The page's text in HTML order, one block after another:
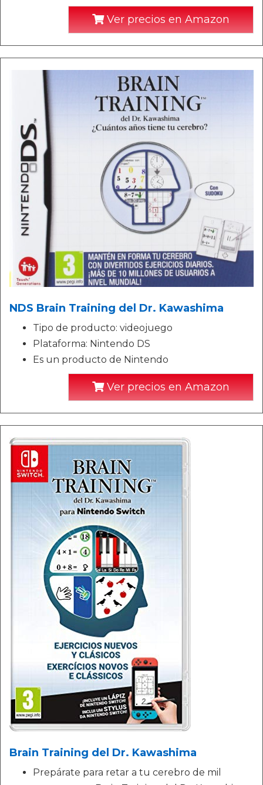
Ver precios en Amazon
NDS Brain Training del Dr. Kawashima
Tipo de producto: videojuego
Plataforma: Nintendo DS
Es un producto de Nintendo
Ver precios en Amazon
Brain Training del Dr. Kawashima
Prepárate para retar a tu cerebro de mil